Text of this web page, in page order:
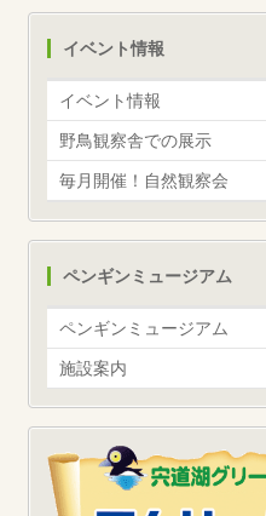
イベント情報
イベント情報
野鳥観察舎での展示
毎月開催！自然観察会
ペンギンミュージアム
ペンギンミュージアム
施設案内